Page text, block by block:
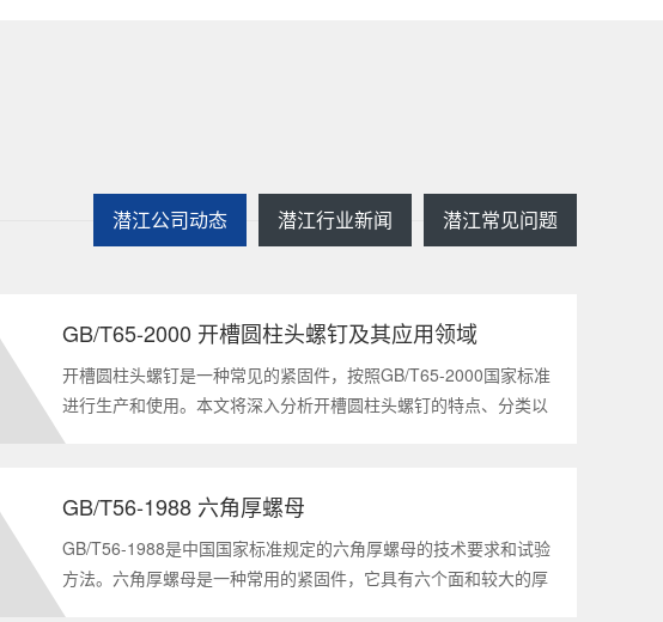
潜江公司动态 潜江行业新闻 潜江常见问题
GB/T65-2000 开槽圆柱头螺钉及其应用领域
开槽圆柱头螺钉是一种常见的紧固件，按照GB/T65-2000国家标准
进行生产和使用。本文将深入分析开槽圆柱头螺钉的特点、分类以
及应用领域，帮助读者更好地了解和应用该种螺钉。什么是
GB/T56-1988 六角厚螺母
GB/T56-1988是中国国家标准规定的六角厚螺母的技术要求和试验
方法。六角厚螺母是一种常用的紧固件，它具有六个面和较大的厚
度。它通常用于需要更大的力矩和耐久性的紧固装配。六角厚螺母